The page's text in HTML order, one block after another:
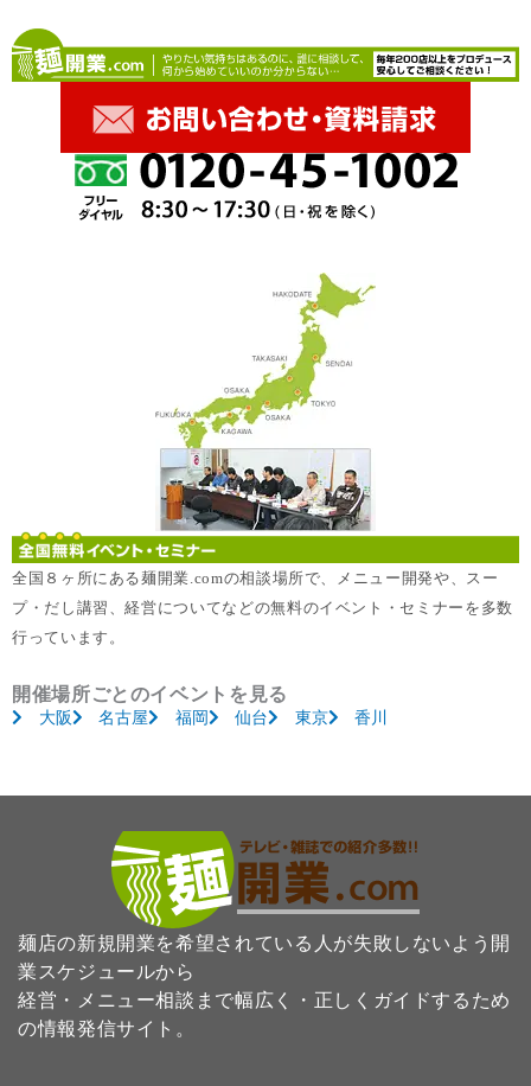
全国８ヶ所にある麺開業.comの相談場所で、メニュー開発や、スー
プ・だし講習、経営についてなどの無料のイベント・セミナーを多数
行っています。
開催場所ごとのイベントを見る
大阪 名古屋 福岡 仙台 東京 香川
麺店の新規開業を希望されている人が失敗しないよう開
業スケジュールから
経営・メニュー相談まで幅広く・正しくガイドするため
の情報発信サイト。